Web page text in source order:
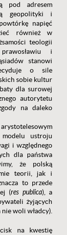
pod adresem
geopolityki i
napięć
również w
teologii
i
stanowi
o sile
sobie kultur
dla surowej
autorytetu
na daleko
ustroju
i względnego
dla państwa
że polską
teorii, jak i
to przede
(res publica), a
żyjących
woli władcy).
na kwestię